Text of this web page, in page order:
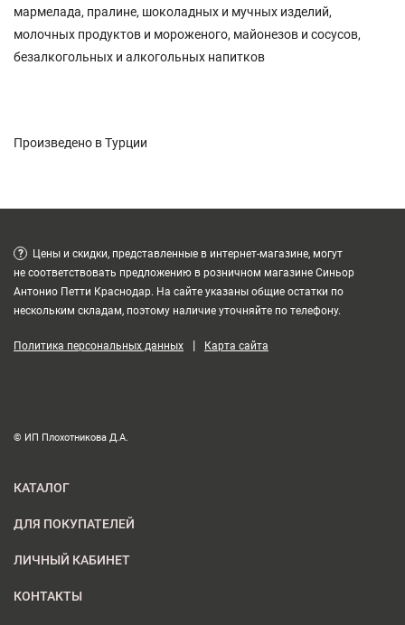
мармелада, пралине, шоколадных и мучных изделий,
молочных продуктов и мороженого, майонезов и сосусов,
безалкогольных и алкогольных напитков
Произведено в Турции
?
Цены и скидки, представленные в интернет-магазине, могут
не соответствовать предложению в розничном магазине Синьор
Антонио Петти Краснодар. На сайте указаны общие остатки по
нескольким складам, поэтому наличие уточняйте по телефону.
Политика персональных данных | Карта сайта
© ИП Плохотникова Д.А.
КАТАЛОГ
ДЛЯ ПОКУПАТЕЛЕЙ
ЛИЧНЫЙ КАБИНЕТ
КОНТАКТЫ